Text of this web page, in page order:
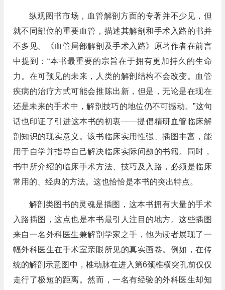
纵观图书市场，血管解剖方面的专著并不少见，但
就不同部位的重要血管，描述其解剖和手术入路的书并
不多见。《血管局部解剖及手术入路》原著作者在前言
中提到：“本书最重要的宗旨在于拥有更加持久的生命
力。在可预见的未来，人类的解剖结构不会改变。血管
疾病的治疗方式可能会推陈出新，但是，无论是在现在
还是未来的手术中，解剖技巧的地位仍不可撼动。”这句
话也印证了引进这本书的初衷——提倡精研血管临床解
剖知识的现实意义。该书临床实用性强、插图丰富，能
用于自学并指导自己解决临床实际问题的书籍。同时，
书中所介绍的临床手术方法、技巧及入路，必须是临床
常用的、经典的方法。这也恰恰是本书的突出特点。
解剖类图书的灵魂是插图，这本书拥有大量的手术
入路插图，这点也是本书最引人注目的地方。这些插图
来自一名外科医生兼解剖学家之手，他为读者展现了一
幅外科医生在手术室亲眼所见的真实画卷。例如，在传
统的解剖示意图中，椎动脉在进入第6颈椎横突孔前仅仅
走行了极短的距离。然而，一名有经验的外科医生却知